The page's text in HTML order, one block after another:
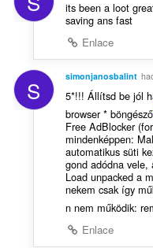
its been a loot
saving ans fast
Enlace
S simonjanosbalint
5*!!! Állítsd be jól
browser * böngésző
Free AdBlocker
mindenképpen:
automatikus süti
gond adódna vele,
Load unpacked a
nekem csak így
n nem működik:
Enlace